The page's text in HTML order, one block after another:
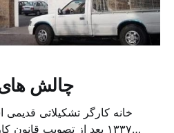
چالش های
خانه کارگر تشکیلاتی
۱۳۳۷ بعد از تصویب